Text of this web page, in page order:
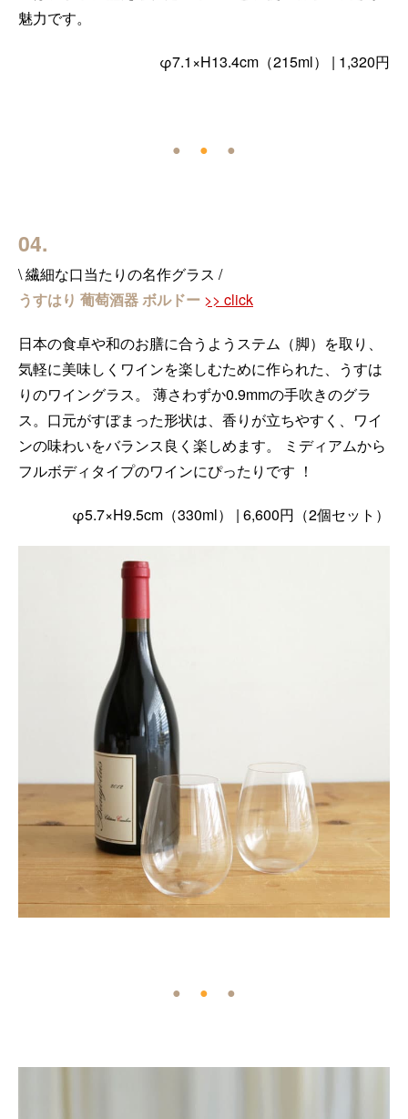
魅力です。
φ7.1×H13.4cm（215ml） | 1,320円
● ● ●
04.
\ 繊細な口当たりの名作グラス /
うすはり 葡萄酒器 ボルドー >> click
日本の食卓や和のお膳に合うようステム（脚）を取り、
気軽に美味しくワインを楽しむために作られた、うすは
りのワイングラス。 薄さわずか0.9mmの手吹きのグラ
ス。口元がすぼまった形状は、香りが立ちやすく、ワイ
ンの味わいをバランス良く楽しめます。 ミディアムから
フルボディタイプのワインにぴったりです ！
φ5.7×H9.5cm（330ml） | 6,600円（2個セット）
● ● ●